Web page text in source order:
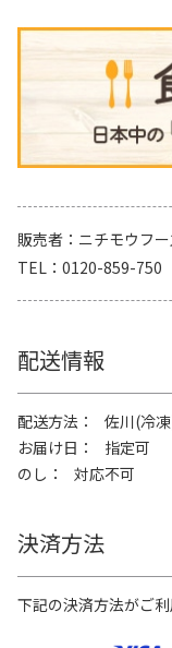
販売者
ニチモウフ
TEL
0120-859-750
配送情報
配送方法
佐川(冷
お届け日
指定可
のし
対応不可
決済方法
下記の決済方法がご利